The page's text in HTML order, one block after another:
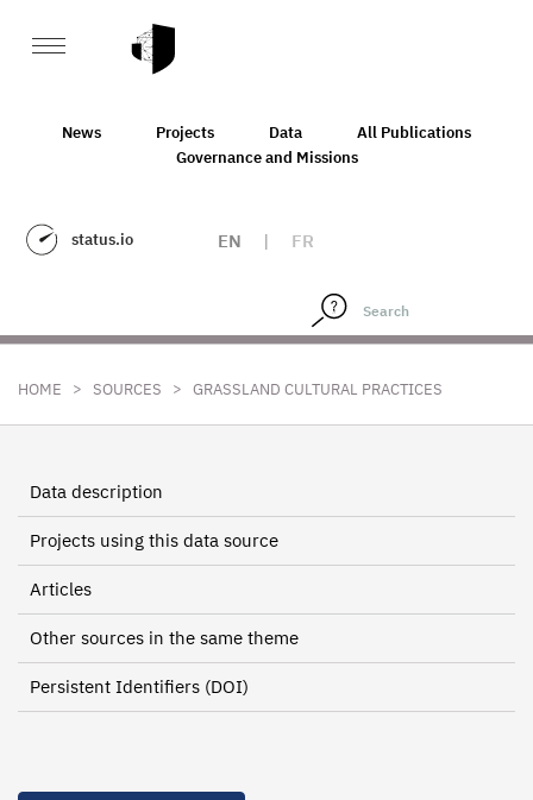
News Projects Data
All Publications
Governance and Missions
status.io EN | FR
HOME > SOURCES > GRASSLAND CULTURAL PRACTICES
Data description
Projects using this data source
Articles
Other sources in the same theme
Persistent Identifiers (DOI)